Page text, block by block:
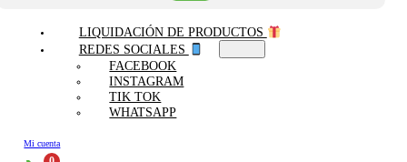
LIQUIDACIÓN DE PRODUCTOS
REDES SOCIALES
FACEBOOK
INSTAGRAM
TIK TOK
WHATSAPP
Mi cuenta